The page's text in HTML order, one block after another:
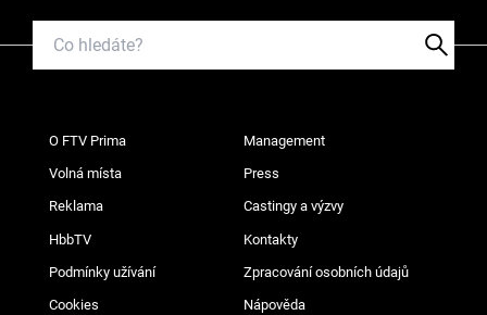
O FTV Prima Management
Volná místa Press
Reklama Castingy a výzvy
HbbTV Kontakty
Podmínky užívání Zpracování osobních údajů
Cookies Nápověda